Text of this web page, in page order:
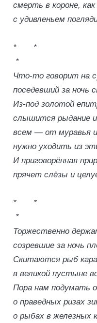
смерть в короне,
с удивленьем
* *
*
Что-то говорит на
поседевший за ночь
Из-под золотой
слышится рыдание
всем — от муравья и
нужно уходить из
И приговорённая
прячет слёзы и
* *
*
Торжественно
созревшие за ночь
Скитаются рыб
в великой пустыне
Пора нам подумать
о праведных ризах
о рыбах в железных